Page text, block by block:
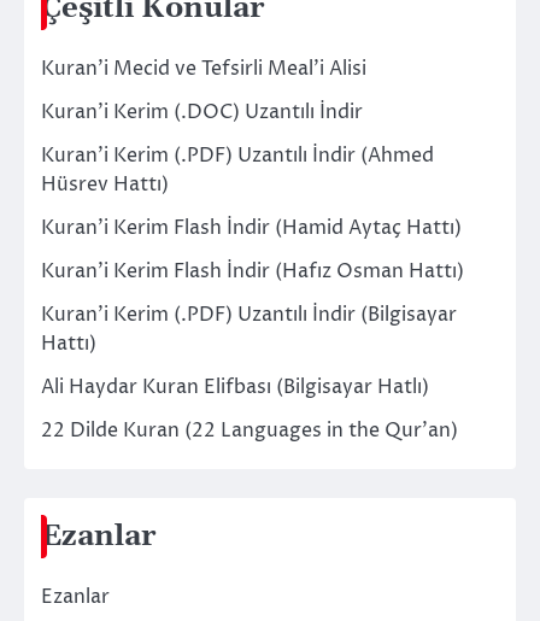
Çeşitli Konular
Kuran’i Mecid ve Tefsirli Meal’i Alisi
Kuran’i Kerim (.DOC) Uzantılı İndir
Kuran’i Kerim (.PDF) Uzantılı İndir (Ahmed
Hüsrev Hattı)
Kuran’i Kerim Flash İndir (Hamid Aytaç Hattı)
Kuran’i Kerim Flash İndir (Hafız Osman Hattı)
Kuran’i Kerim (.PDF) Uzantılı İndir (Bilgisayar
Hattı)
Ali Haydar Kuran Elifbası (Bilgisayar Hatlı)
22 Dilde Kuran (22 Languages in the Qur’an)
Ezanlar
Ezanlar